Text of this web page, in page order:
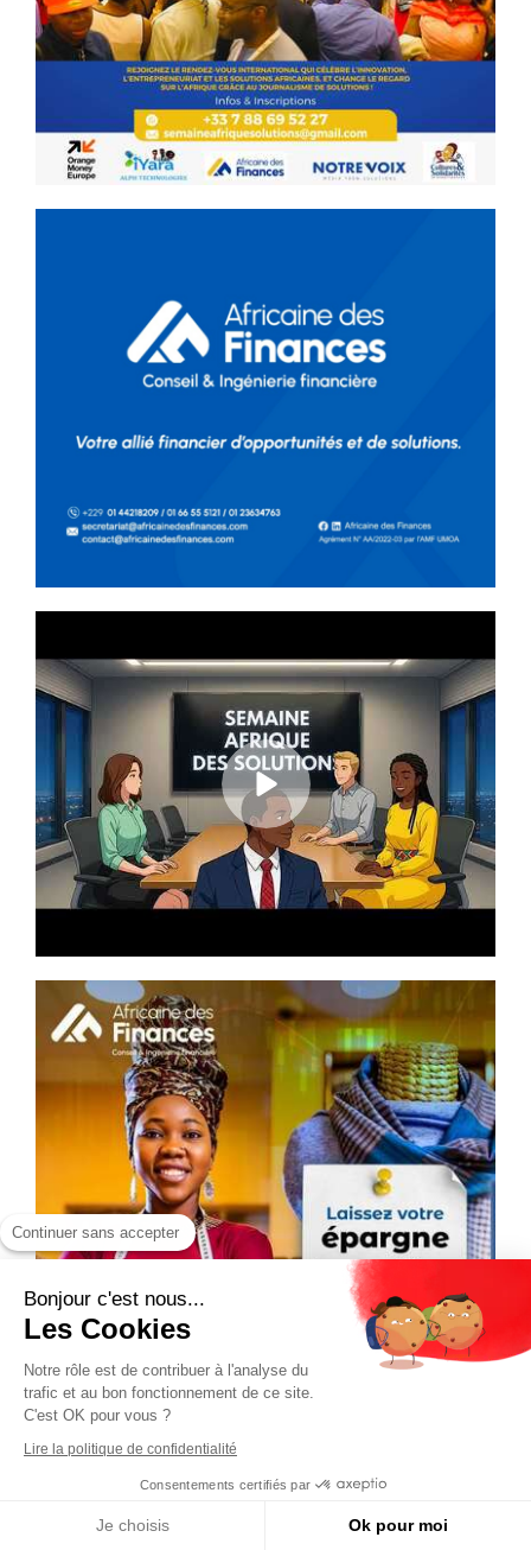
Continuer sans accepter
Bonjour c'est nous...
Les Cookies
Notre rôle est de contribuer à l'analyse du
trafic et au bon fonctionnement de ce site.
C'est OK pour vous ?
Lire la politique de confidentialité
Consentements certifiés par
Je choisis Ok pour moi